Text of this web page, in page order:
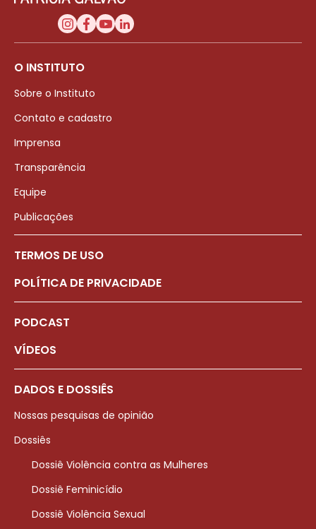
O INSTITUTO
Sobre o Instituto
Contato e cadastro
Imprensa
Transparência
Equipe
Publicações
TERMOS DE USO
POLÍTICA DE PRIVACIDADE
PODCAST
VÍDEOS
DADOS E DOSSIÊS
Nossas pesquisas de opinião
Dossiês
Dossiê Violência contra as Mulheres
Dossiê Feminicídio
Dossiê Violência Sexual